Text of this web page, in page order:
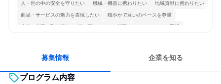
人・世の中の安全を守りたい 機械・機器に携わりたい 地域貢献に携わりたい
商品・サービスの魅力を表現したい 穏やかで互いのペースを尊重
冷静に仕事に取り組む 常に新しいものに挑戦 チームワークを重視
募集情報 企業を知る
プログラム内容